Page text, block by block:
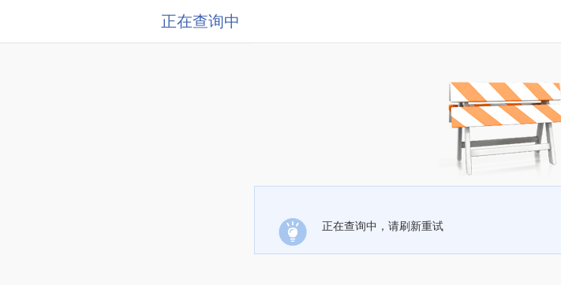
正在查询中
正在查询中，请刷新重试